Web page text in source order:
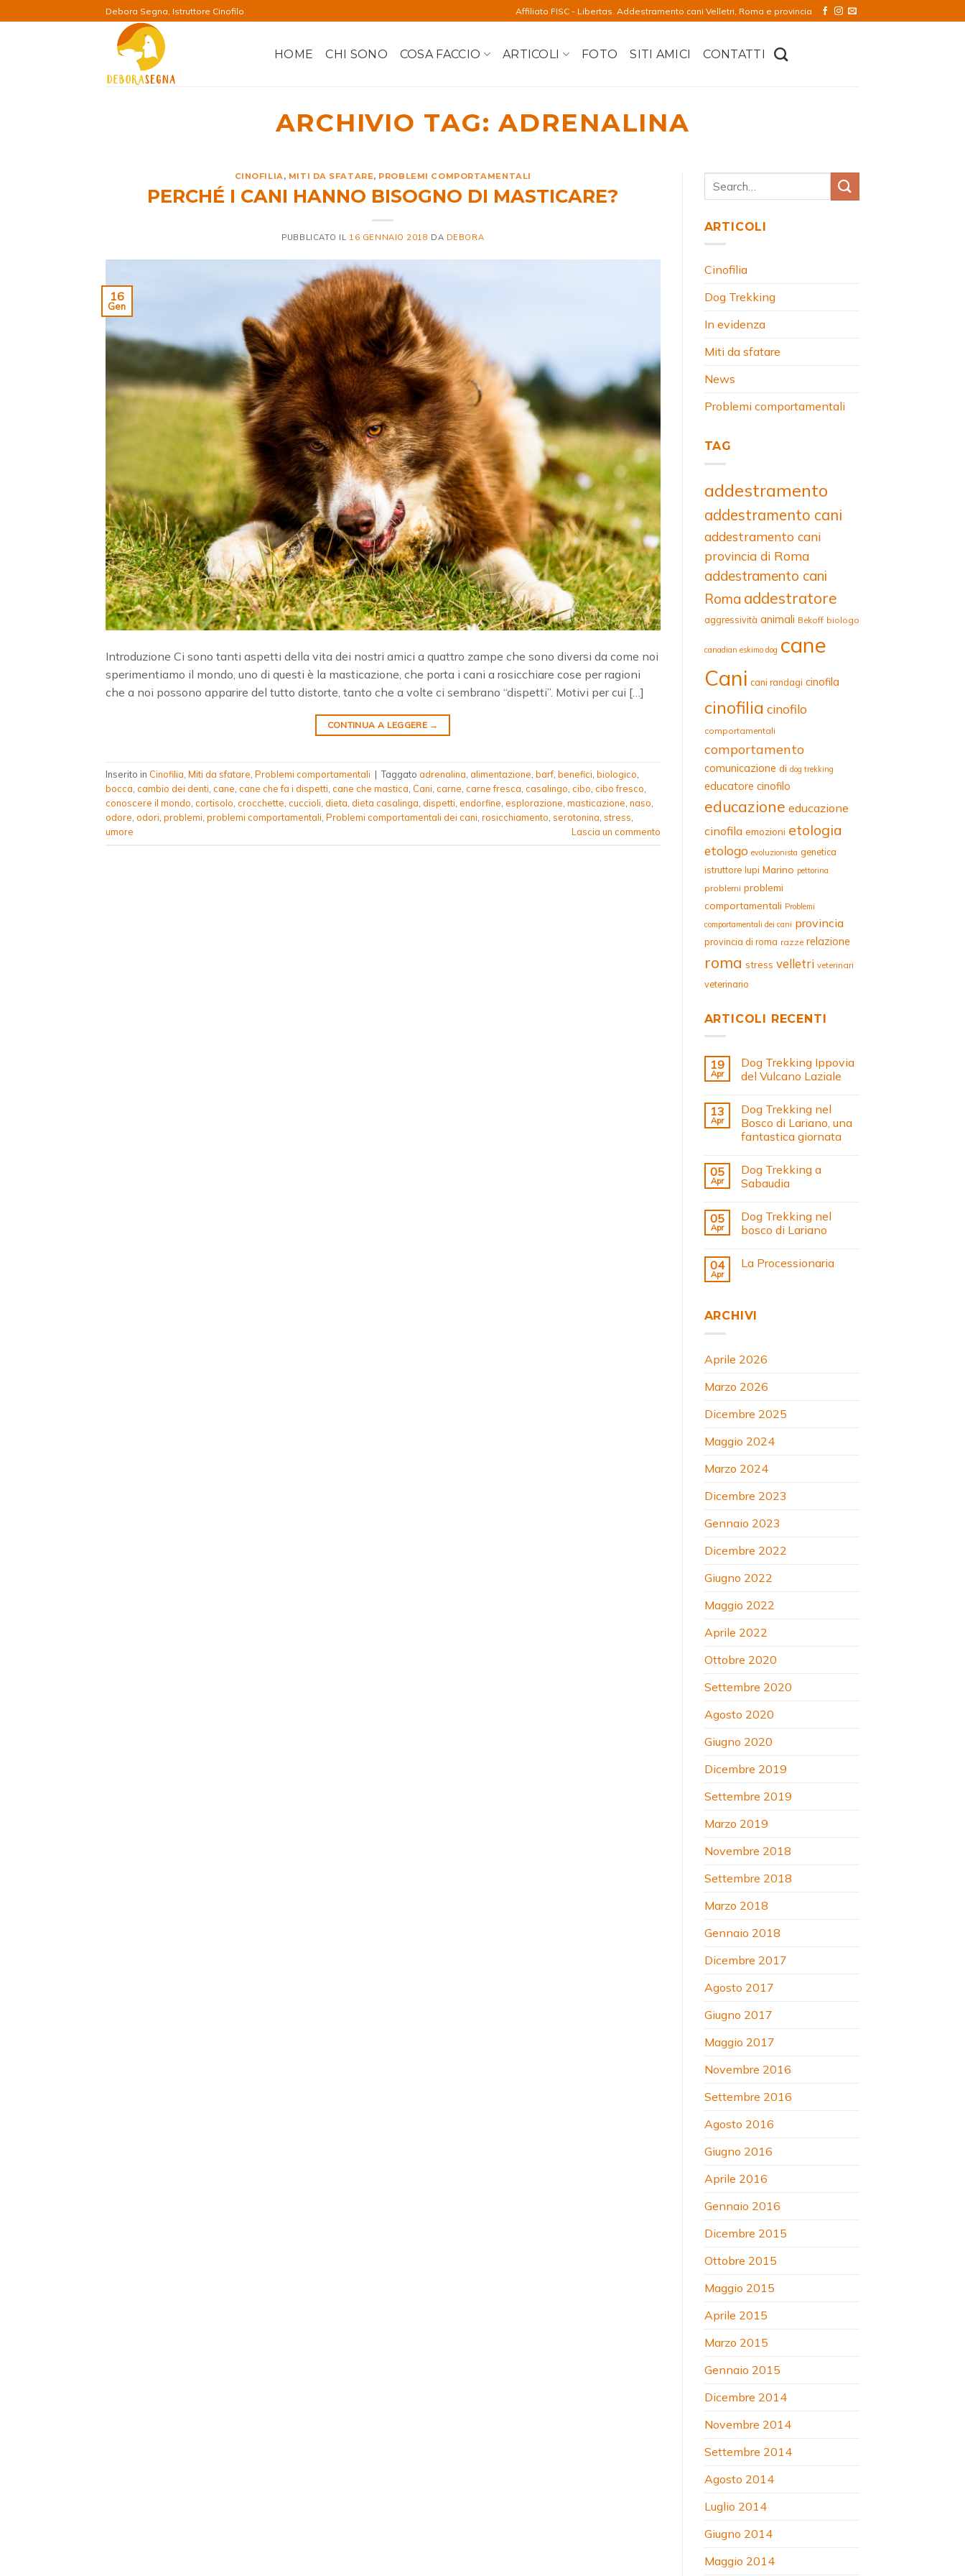
ai
Debora Segna, Istruttore Cinofilo Affiliato FISC - Libertas. Addestramento cani Velletri, Roma e provincia
HOME CHI SONO COSA FACCIO ARTICOLI FOTO SITI AMICI CONTATTI
ARCHIVIO TAG:ADRENALINA
CINOFILIA , MITI DA SFATARE, PROBLEMI COMPORTAMENTALI
PERCHÉ I CANI HANNO BISOGNO DI MASTICARE?
PUBBLICATO IL 16 GENNAIO 2018 DA DEBORA
16
Gen
Introduzione Ci sono tanti aspetti della vita dei nostri amici a quattro zampe che sono diversi da come noi
sperimentiamo il mondo, uno di questi è la masticazione, che porta i cani a rosicchiare cose per ragioni
che a noi possono apparire del tutto distorte, tanto che a volte ci sembrano “dispetti”. Motivi per cui […]
CONTINUA A LEGGERE →
Inserito in Cinofilia Miti da sfatare Problemi comportamentali | Taggato adrenalina alimentazione barf benefici biologico
bocca cambio dei denti cane cane che fa i dispetti cane che mastica Cani carne carne fresca casalingo cibo cibo fresco
conoscere il mondo cortisolo crocchette cuccioli dieta dieta casalinga dispetti endorfine esplorazione masticazione naso
odore odori problemi problemi comportamentali Problemi comportamentali dei cani rosicchiamento serotonina stress
umore
Lascia un commento
ARTICOLI
Cinofilia
Dog Trekking
In evidenza
Miti da sfatare
News
Problemi comportamentali
TAG
addestramento
addestramento cani
addestramento cani
provincia di Roma
addestramento cani
Roma addestratore
aggressività animali Bekoff biologo
canadian eskimo dog cane
Cani cani randagi cinofila
cinofilia cinofilo
comportamentali
comportamento
comunicazione di dog trekking
educatore cinofilo
educazione educazione
cinofila emozioni etologia
etologo evoluzionista genetica
istruttore lupi Marino pettorina
problemi problemi
comportamentali Problemi
comportamentali dei cani provincia
provincia di roma razze relazione
roma stress velletri veterinari
veterinario
ARTICOLI RECENTI
19
Apr
Dog Trekking Ippovia
del Vulcano Laziale
13
Apr
Dog Trekking nel
Bosco di Lariano, una
fantastica giornata
05
Apr
Dog Trekking a
Sabaudia
05
Apr
Dog Trekking nel
bosco di Lariano
04
Apr
La Processionaria
ARCHIVI
Aprile 2026
Marzo 2026
Dicembre 2025
Maggio 2024
Marzo 2024
Dicembre 2023
Gennaio 2023
Dicembre 2022
Giugno 2022
Maggio 2022
Aprile 2022
Ottobre 2020
Settembre 2020
Agosto 2020
Giugno 2020
Dicembre 2019
Settembre 2019
Marzo 2019
Novembre 2018
Settembre 2018
Marzo 2018
Gennaio 2018
Dicembre 2017
Agosto 2017
Giugno 2017
Maggio 2017
Novembre 2016
Settembre 2016
Agosto 2016
Giugno 2016
Aprile 2016
Gennaio 2016
Dicembre 2015
Ottobre 2015
Maggio 2015
Aprile 2015
Marzo 2015
Gennaio 2015
Dicembre 2014
Novembre 2014
Settembre 2014
Agosto 2014
Luglio 2014
Giugno 2014
Maggio 2014